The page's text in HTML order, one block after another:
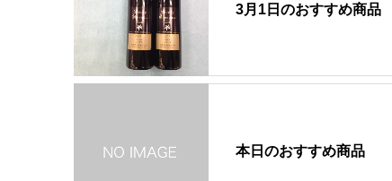
3月1日のおすすめ商品
本日のおすすめ商品